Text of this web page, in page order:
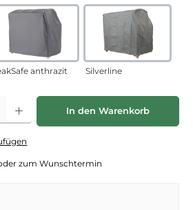
anthrazit Silverline
Wert ein oder benutze die
In den Warenkorb
zum Wunschtermin